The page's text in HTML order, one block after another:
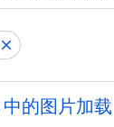
的图片加载